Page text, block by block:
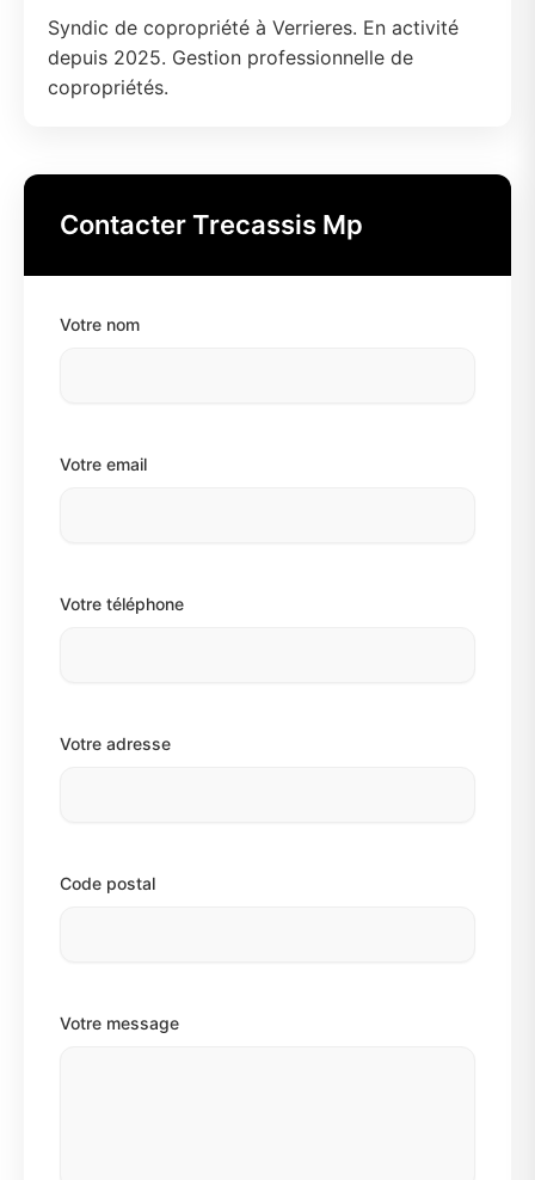
Syndic de copropriété à Verrieres. En activité
depuis 2025. Gestion professionnelle de
copropriétés.
Contacter Trecassis Mp
Votre nom
Votre email
Votre téléphone
Votre adresse
Code postal
Votre message